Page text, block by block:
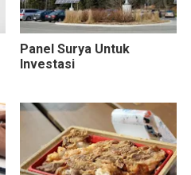
Panel Surya Untuk
Investasi